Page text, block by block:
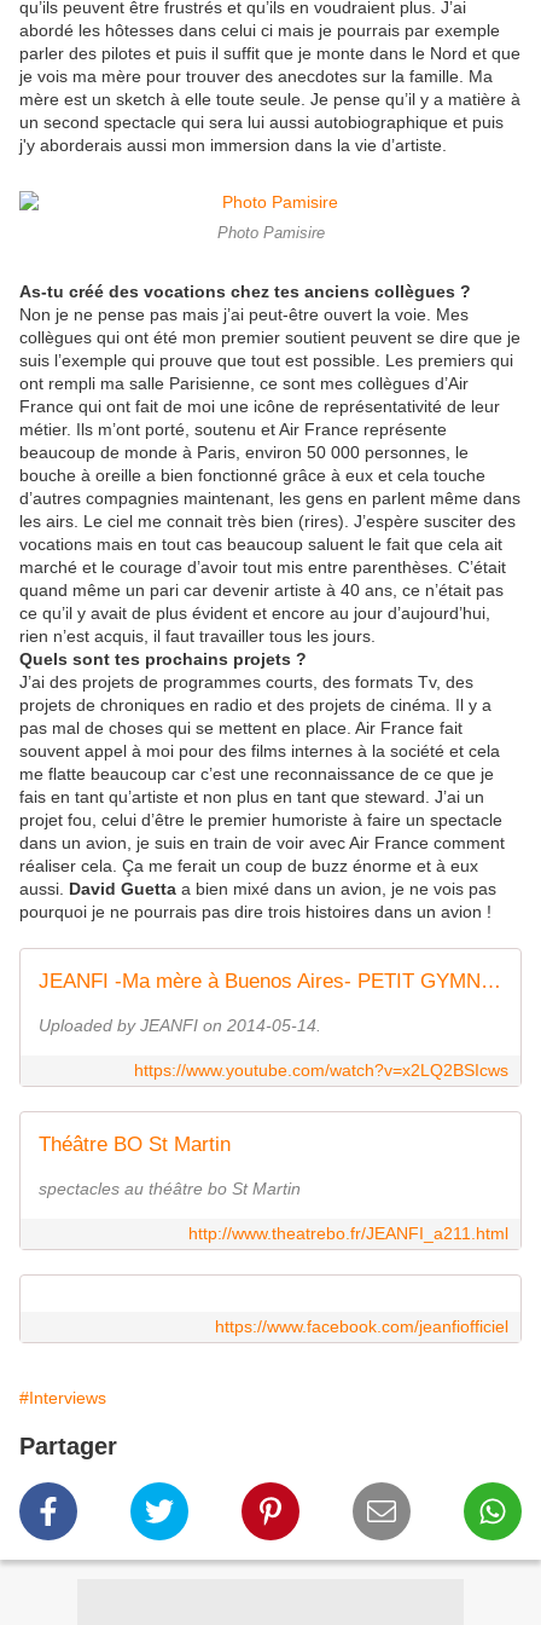
qu’ils peuvent être frustrés et qu’ils en voudraient plus. J’ai
abordé les hôtesses dans celui ci mais je pourrais par exemple
parler des pilotes et puis il suffit que je monte dans le Nord et que
je vois ma mère pour trouver des anecdotes sur la famille. Ma
mère est un sketch à elle toute seule. Je pense qu’il y a matière à
un second spectacle qui sera lui aussi autobiographique et puis
j'y aborderais aussi mon immersion dans la vie d’artiste.
Photo Pamisire
As-tu créé des vocations chez tes anciens collègues ?
Non je ne pense pas mais j’ai peut-être ouvert la voie. Mes
collègues qui ont été mon premier soutient peuvent se dire que je
suis l’exemple qui prouve que tout est possible. Les premiers qui
ont rempli ma salle Parisienne, ce sont mes collègues d’Air
France qui ont fait de moi une icône de représentativité de leur
métier. Ils m’ont porté, soutenu et Air France représente
beaucoup de monde à Paris, environ 50 000 personnes, le
bouche à oreille a bien fonctionné grâce à eux et cela touche
d’autres compagnies maintenant, les gens en parlent même dans
les airs. Le ciel me connait très bien (rires). J’espère susciter des
vocations mais en tout cas beaucoup saluent le fait que cela ait
marché et le courage d’avoir tout mis entre parenthèses. C’était
quand même un pari car devenir artiste à 40 ans, ce n’était pas
ce qu’il y avait de plus évident et encore au jour d’aujourd’hui,
rien n’est acquis, il faut travailler tous les jours.
Quels sont tes prochains projets ?
J’ai des projets de programmes courts, des formats Tv, des
projets de chroniques en radio et des projets de cinéma. Il y a
pas mal de choses qui se mettent en place. Air France fait
souvent appel à moi pour des films internes à la société et cela
me flatte beaucoup car c’est une reconnaissance de ce que je
fais en tant qu’artiste et non plus en tant que steward. J’ai un
projet fou, celui d’être le premier humoriste à faire un spectacle
dans un avion, je suis en train de voir avec Air France comment
réaliser cela. Ça me ferait un coup de buzz énorme et à eux
aussi. David Guetta a bien mixé dans un avion, je ne vois pas
pourquoi je ne pourrais pas dire trois histoires dans un avion !
JEANFI -Ma mère à Buenos Aires- PETIT GYMNASE
Uploaded by JEANFI on 2014-05-14.
https://www.youtube.com/watch?v=x2LQ2BSIcws
Théâtre BO St Martin
spectacles au théâtre bo St Martin
http://www.theatrebo.fr/JEANFI_a211.html
https://www.facebook.com/jeanfiofficiel
#Interviews
Partager